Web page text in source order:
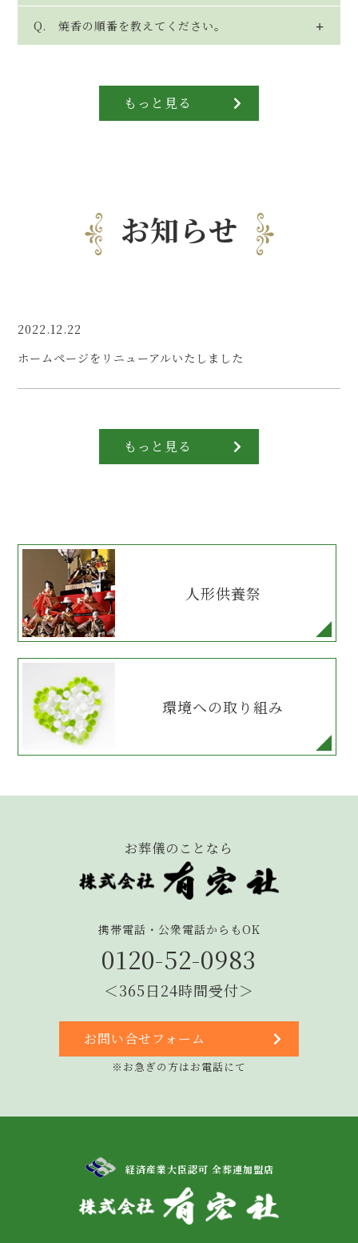
Q. 焼香の順番を教えてください。
もっと見る
お知らせ
2022.12.22
ホームページをリニューアルいたしました
もっと見る
人形供養祭
環境への取り組み
お葬儀のことなら
携帯電話・公衆電話からもOK
0120-52-0983
＜365日24時間受付＞
お問い合せフォーム
※お急ぎの方はお電話にて
経済産業大臣認可 全葬連加盟店